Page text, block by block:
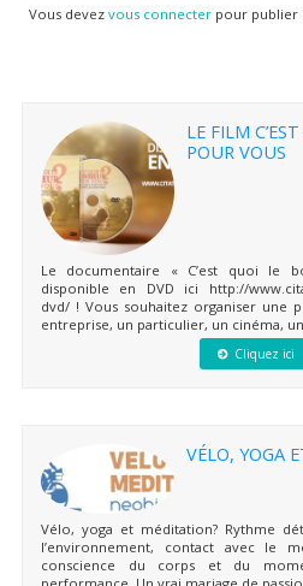
Vous devez vous connecterpour publier
LE FILM
POUR VOUS
Le documentaire « C’est quoi le
disponible en DVD ici http://
dvd/ ! Vous souhaitez organiser une
entreprise, un particulier, un cinéma,
Cliquez ici
VÉLO, YOGA
Vélo, yoga et méditation? Rythme
l’environnement, contact avec le
conscience du corps et du